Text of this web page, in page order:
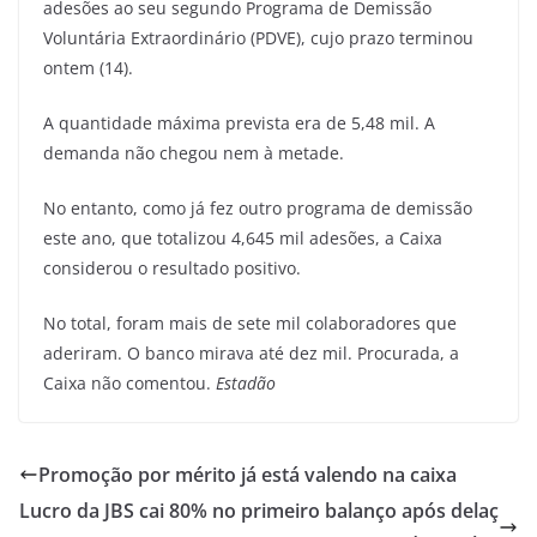
adesões ao seu segundo Programa de Demissão
Voluntária Extraordinário (PDVE), cujo prazo terminou
ontem (14).
A quantidade máxima prevista era de 5,48 mil. A
demanda não chegou nem à metade.
No entanto, como já fez outro programa de demissão
este ano, que totalizou 4,645 mil adesões, a Caixa
considerou o resultado positivo.
No total, foram mais de sete mil colaboradores que
aderiram. O banco mirava até dez mil. Procurada, a
Caixa não comentou. Estadão
Promoção por mérito já está valendo na caixa
Lucro da JBS cai 80% no primeiro balanço após delaç